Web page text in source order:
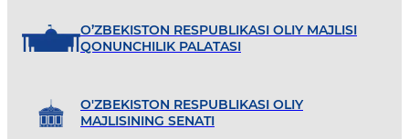
O’ZBEKISTON RESPUBLIKASI OLIY MAJLISI
QONUNCHILIK PALATASI
O'ZBEKISTON RESPUBLIKASI OLIY
MAJLISINING SENATI